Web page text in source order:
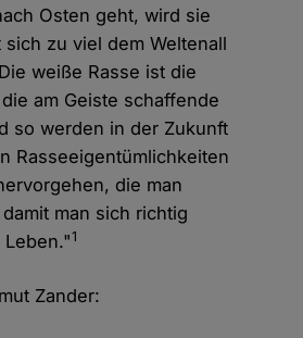
Osten geht, wird sie
zu viel dem Weltenall
weiße Rasse ist die
am Geiste schaffende
so werden in der Zukunft
Rasseeigentümlichkeiten
die man
man sich richtig
Leben."1
Zander: